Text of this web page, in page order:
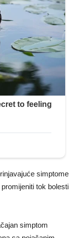
simptome
tok bolesti
simptom